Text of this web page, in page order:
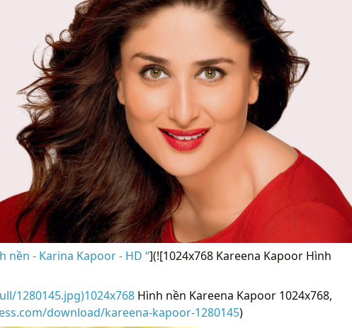
nền - Karina Kapoor - HD “](![1024x768 Kareena Kapoor Hình
1280145.jpg)1024x768Hình nền Kareena Kapoor 1024x768,
download/kareena-kapoor-1280145)